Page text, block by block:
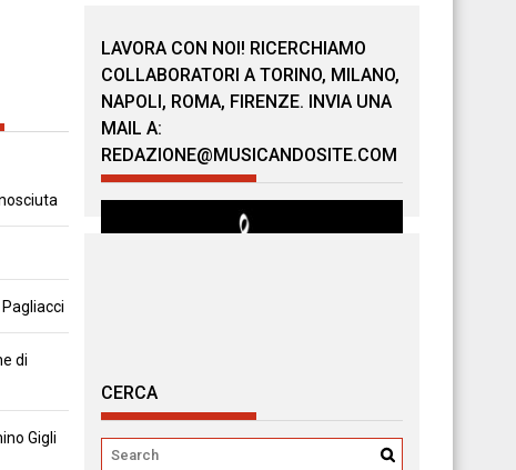
di
Gigli
LAVORA CON NOI! RICERCHIAMO
COLLABORATORI A TORINO, MILANO,
NAPOLI, ROMA, FIRENZE. INVIA UNA
MAIL A:
REDAZIONE@MUSICANDOSITE.COM
CERCA